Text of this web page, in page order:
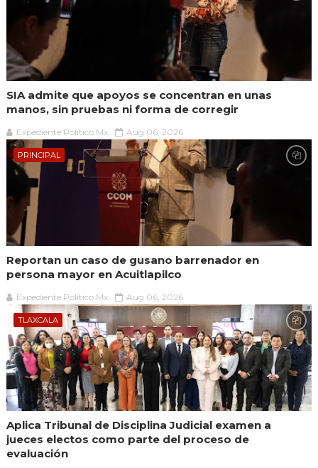
SIA admite que apoyos se concentran en unas
manos, sin pruebas ni forma de corregir
Expediente Político.Mx Aug 06, 2026
PRINCIPAL
Reportan un caso de gusano barrenador en
persona mayor en Acuitlapilco
Expediente Político.Mx Aug 06, 2026
TLAXCALA
Aplica Tribunal de Disciplina Judicial examen a
jueces electos como parte del proceso de
evaluación